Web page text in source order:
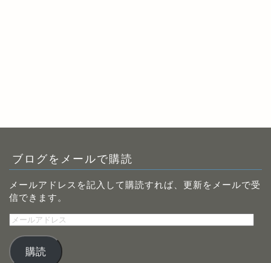
ブログをメールで購読
メールアドレスを記入して購読すれば、更新をメールで受
信できます。
メ
ル
ア
購読